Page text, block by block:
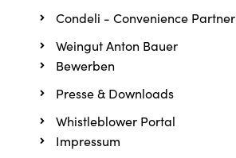
Impressum
Bewerben
Presse & Downloads
Whistleblower Portal
Condeli - Convenience Partner
Weingut Anton Bauer